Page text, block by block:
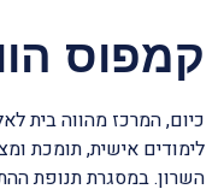
קמפוס
כיום, המרכז מהווה בית
לימודים אישית, תומכת
השרון. במסגרת תנופת